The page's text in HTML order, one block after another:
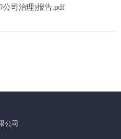
公司治理)报告.pdf
公司